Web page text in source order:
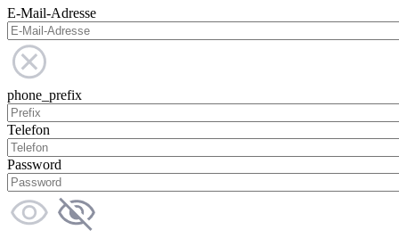
E-Mail-Adresse
phone_prefix
Telefon
Password